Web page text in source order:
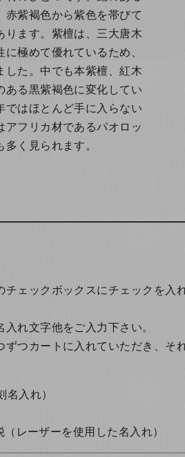
赤紫褐色から紫色を帯びて
ります。紫檀は、三大唐木
極めて優れているため、
した。中でも本紫檀、紅木
ある黒紫褐色に変化してい
ではほとんど手に入らない
フリカ材であるパオロッ
く見られます。
ェックボックスにチェックを入
れ文字他をご入力下さい。
ずつカートに入れていただき、そ
入れ）
（レーザーを使用した名入れ）